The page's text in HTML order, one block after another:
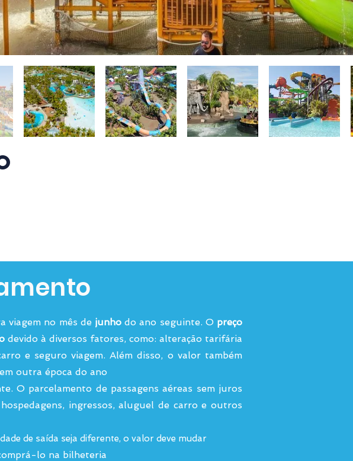
viagem no mês de junho do ano seguinte. O preço
devido à diversos fatores, como: alteração tarifária
e seguro viagem. Além disso, o valor também
outra época do ano
O parcelamento de passagens aéreas sem juros
ingressos, aluguel de carro e outros
de saída seja diferente, o valor deve mudar
lo na bilheteria